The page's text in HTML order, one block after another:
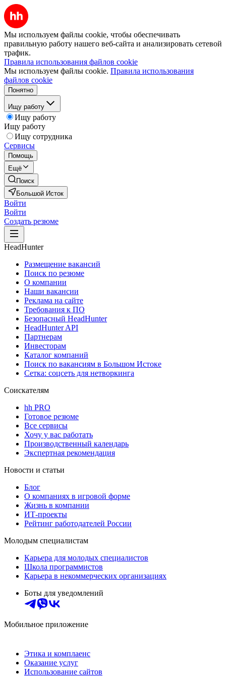
Мы используем файлы cookie, чтобы обеспечивать
правильную работу нашего веб-сайта и анализировать сетевой
трафик.
Правила использования файлов cookie
Мы используем файлы cookie. Правила использования
файлов cookie
Понятно
Ищу работу
Ищу работу
Ищу работу
Ищу сотрудника
Сервисы
Помощь
Ещё
Поиск
Большой Исток
Войти
Войти
Создать резюме
HeadHunter
Размещение вакансий
Поиск по резюме
О компании
Наши вакансии
Реклама на сайте
Требования к ПО
Безопасный HeadHunter
HeadHunter API
Партнерам
Инвесторам
Каталог компаний
Поиск по вакансиям в Большом Истоке
Сетка: соцсеть для нетворкинга
Соискателям
hh PRO
Готовое резюме
Все сервисы
Хочу у вас работать
Производственный календарь
Экспертная рекомендация
Новости и статьи
Блог
О компаниях в игровой форме
Жизнь в компании
ИТ-проекты
Рейтинг работодателей России
Молодым специалистам
Карьера для молодых специалистов
Школа программистов
Карьера в некоммерческих организациях
Боты для уведомлений
Мобильное приложение
Этика и комплаенс
Оказание услуг
Использование сайтов